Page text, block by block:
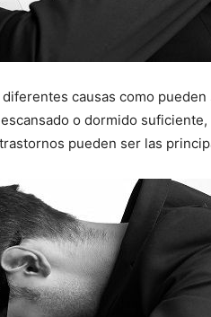
causas como
o dormido
pueden ser las